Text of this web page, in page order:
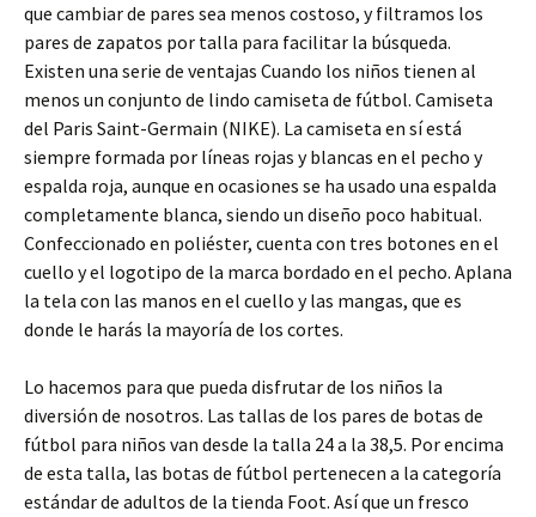
que cambiar de pares sea menos costoso, y filtramos los
pares de zapatos por talla para facilitar la búsqueda.
Existen una serie de ventajas Cuando los niños tienen al
menos un conjunto de lindo camiseta de fútbol. Camiseta
del Paris Saint-Germain (NIKE). La camiseta en sí está
siempre formada por líneas rojas y blancas en el pecho y
espalda roja, aunque en ocasiones se ha usado una espalda
completamente blanca, siendo un diseño poco habitual.
Confeccionado en poliéster, cuenta con tres botones en el
cuello y el logotipo de la marca bordado en el pecho. Aplana
la tela con las manos en el cuello y las mangas, que es
donde le harás la mayoría de los cortes.
Lo hacemos para que pueda disfrutar de los niños la
diversión de nosotros. Las tallas de los pares de botas de
fútbol para niños van desde la talla 24 a la 38,5. Por encima
de esta talla, las botas de fútbol pertenecen a la categoría
estándar de adultos de la tienda Foot. Así que un fresco